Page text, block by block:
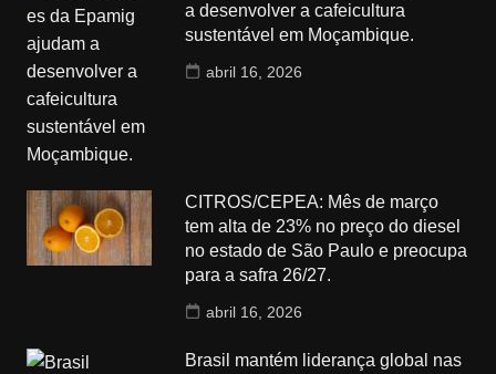
a desenvolver a cafeicultura
sustentável em Moçambique.
abril 16, 2026
CITROS/CEPEA: Mês de março
tem alta de 23% no preço do diesel
no estado de São Paulo e preocupa
para a safra 26/27.
abril 16, 2026
Brasil mantém liderança global nas